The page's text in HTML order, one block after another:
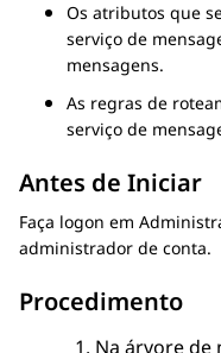
Os atributos que
serviço de
mensagens.
As regras de
serviço de
Antes de Iniciar
Faça logon em
administrador de conta.
Procedimento
Na árvore de